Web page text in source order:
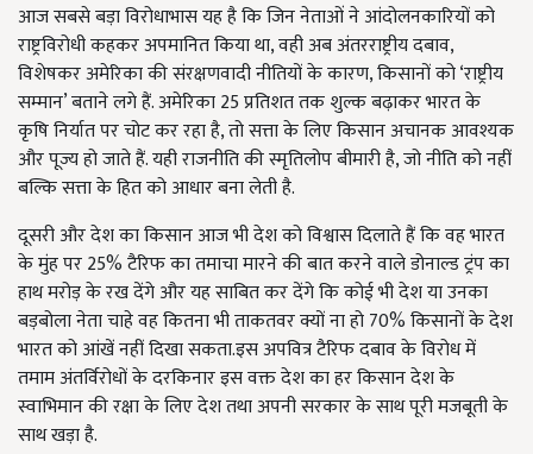
आज सबसे बड़ा विरोधाभास यह है कि जिन नेताओं ने आंदोलनकारियों को
राष्ट्रविरोधी कहकर अपमानित किया था, वही अब अंतरराष्ट्रीय दबाव,
विशेषकर अमेरिका की संरक्षणवादी नीतियों के कारण, किसानों को ‘राष्ट्रीय
सम्मान’ बताने लगे हैं. अमेरिका 25 प्रतिशत तक शुल्क बढ़ाकर भारत के
कृषि निर्यात पर चोट कर रहा है, तो सत्ता के लिए किसान अचानक आवश्यक
और पूज्य हो जाते हैं. यही राजनीति की स्मृतिलोप बीमारी है, जो नीति को नहीं
बल्कि सत्ता के हित को आधार बना लेती है.
दूसरी और देश का किसान आज भी देश को विश्वास दिलाते हैं कि वह भारत
के मुंह पर 25% टैरिफ का तमाचा मारने की बात करने वाले डोनाल्ड ट्रंप का
हाथ मरोड़ के रख देंगे और यह साबित कर देंगे कि कोई भी देश या उनका
बड़बोला नेता चाहे वह कितना भी ताकतवर क्यों ना हो 70% किसानों के देश
भारत को आंखें नहीं दिखा सकता.इस अपवित्र टैरिफ दबाव के विरोध में
तमाम अंतर्विरोधों के दरकिनार इस वक्त देश का हर किसान देश के
स्वाभिमान की रक्षा के लिए देश तथा अपनी सरकार के साथ पूरी मजबूती के
साथ खड़ा है.